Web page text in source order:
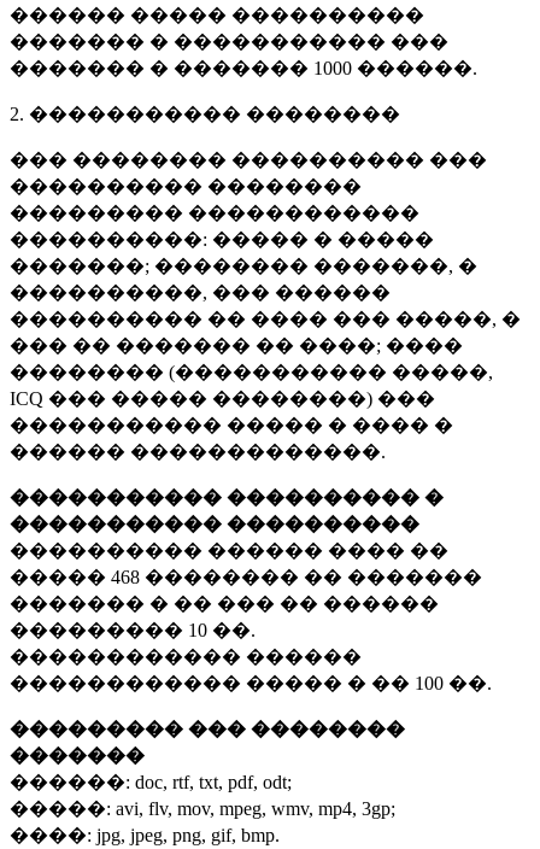
������ ����� ����������
������� � ����������� ���
������� � ������� 1000 ������.
2. ����������� ��������
��� �������� ���������� ���
���������� ��������
��������� ������������
����������: ����� � �����
�������; �������� �������, �
����������, ��� ������
���������� �� ���� ��� �����, �
��� �� ������� �� ����; ����
�������� (����������� �����,
ICQ ��� ����� ��������) ���
����������� ����� � ���� �
������ �������������.
����������� ���������� �
����������� ����������
���������� ������ ���� ��
����� 468 �������� �� �������
������� � �� ��� �� ������
��������� 10 ��.
������������ ������
������������ ����� � �� 100 ��.
��������� ��� ��������
�������
������: doc, rtf, txt, pdf, odt;
�����: avi, flv, mov, mpeg, wmv, mp4, 3gp;
����: jpg, jpeg, png, gif, bmp.